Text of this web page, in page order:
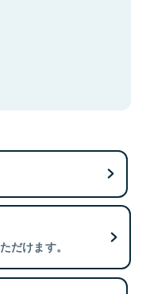
だけます。